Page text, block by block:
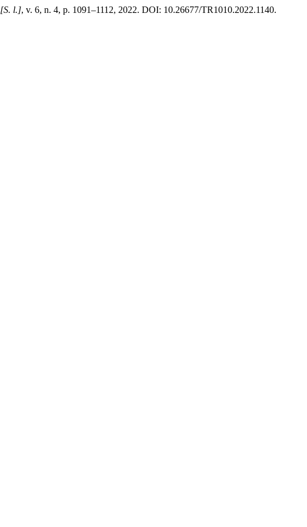
[S. l.], v. 6, n. 4, p. 1091–1112, 2022. DOI: 10.26677/TR1010.2022.1140.